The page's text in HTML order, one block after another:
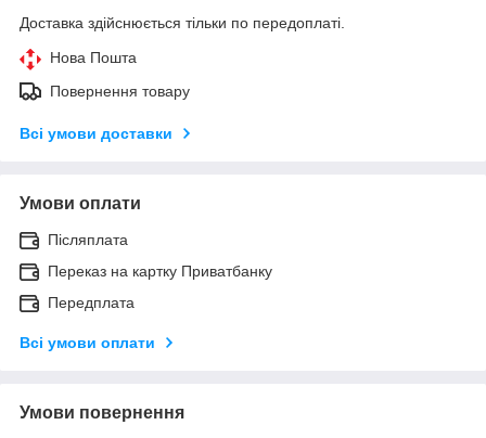
Доставка здійснюється тільки по передоплаті.
Нова Пошта
Повернення товару
Всі умови доставки
Умови оплати
Післяплата
Переказ на картку Приватбанку
Передплата
Всі умови оплати
Умови повернення